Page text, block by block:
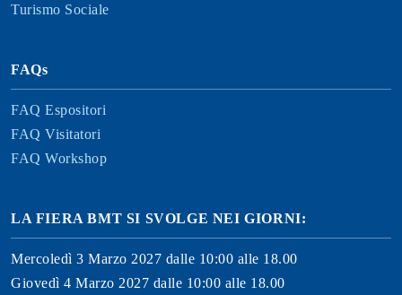
Turismo Sociale
FAQs
FAQ Espositori
FAQ Visitatori
FAQ Workshop
LA FIERA BMT SI SVOLGE NEI GIORNI:
Mercoledì 3 Marzo 2027 dalle 10:00 alle 18.00
Giovedì 4 Marzo 2027 dalle 10:00 alle 18.00